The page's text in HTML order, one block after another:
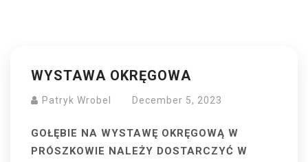
WYSTAWA OKRĘGOWA
Patryk Wrobel December 5, 2023
GOŁĘBIE NA WYSTAWĘ OKRĘGOWĄ W
PRÓSZKOWIE NALEŻY DOSTARCZYĆ W